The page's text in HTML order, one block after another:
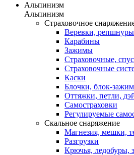
Альпинизм
Альпинизм
Страховочное
Веревки, репшнуры
Карабины
Зажимы
Страховочные,
Страховочные
Каски
Блочки, блок-
Оттяжки, петли,
Самостраховки
Регулируемые
Скальное снаряжение
Магнезия, мешки,
Разгрузки
Крючья, ледобуры,